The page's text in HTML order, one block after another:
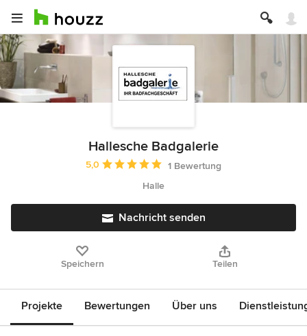
Hallesche Badgalerie
Durchschnittliche Bewertung: 5 von 5 Sternen
5,0
1 Bewertung
Halle
Nachricht senden
Speichern Teilen
Projekte Bewertungen Über uns